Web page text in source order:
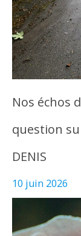
Nos échos
question
DENIS
10 juin 2026